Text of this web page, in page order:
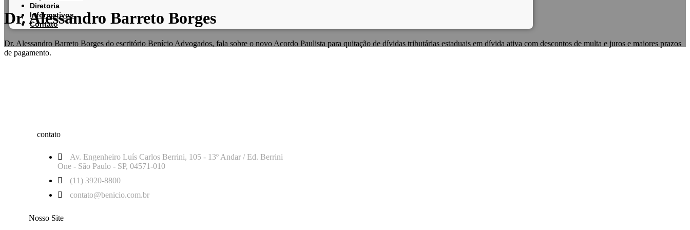
Diretoria
Informativos
Contato
Dr. Alessandro Barreto Borges
Dr. Alessandro Barreto Borges do escritório Benício Advogados, fala sobre o novo Acordo Paulista para quitação de dívidas tributárias estaduais em dívida ativa com descontos de multa e juros e maiores prazos
de pagamento.
contato
Av. Engenheiro Luís Carlos Berrini, 105 - 13º Andar / Ed. Berrini
One - São Paulo - SP, 04571-010
(11) 3920-8800
contato@benicio.com.br
Nosso Site​